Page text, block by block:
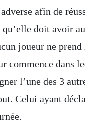
afin de
doit avoir
joueur ne prend
commence dans
l’une des 3
Celui ayant